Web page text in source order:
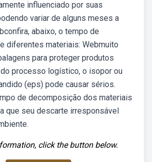
influenciado por suas
variar de alguns meses a
abaixo, o tempo de
diferentes materiais: Webmuito
para proteger produtos
processo logístico, o isopor ou
(eps) pode causar sérios.
de decomposição dos materiais
que seu descarte irresponsável
click the button below.